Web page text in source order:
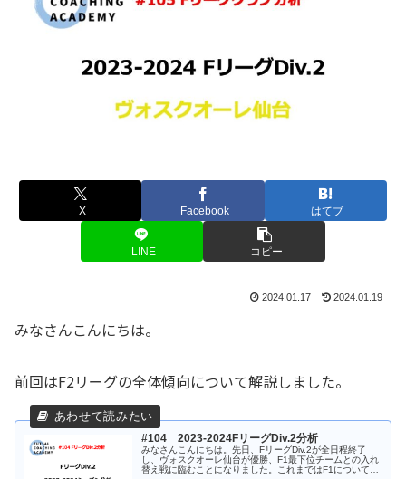
X Facebook はてブ
LINE コピー
2024.01.17 2024.01.19
みなさんこんにちは。
前回はF2リーグの全体傾向について解説しました。
#104 2023-2024FリーグDiv.2分析
みなさんこんにちは。先日、FリーグDiv.2が全日程終了
し、ヴォスクオーレ仙台が優勝、F1最下位チームとの入れ
替え戦に臨むことになりました。これまではF1について分